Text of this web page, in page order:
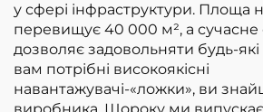
у сфері інфраструктури. Площа
перевищує 40 000 м², а сучасне
дозволяє задовольняти будь-
вам потрібні високоякісні
навантажувачі-«ложки», ви